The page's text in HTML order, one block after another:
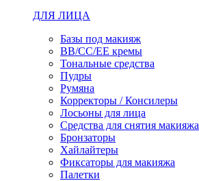
ДЛЯ ЛИЦА
Базы под макияж
BB/CC/EE кремы
Тональные средства
Пудры
Румяна
Корректоры / Консилеры
Лосьоны для лица
Средства для снятия макияжа
Бронзаторы
Хайлайтеры
Фиксаторы для макияжа
Палетки